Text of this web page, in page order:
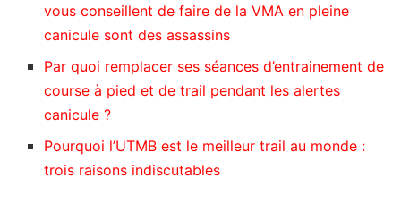
vous conseillent de faire de la VMA en pleine
canicule sont des assassins
Par quoi remplacer ses séances d’entrainement de
course à pied et de trail pendant les alertes
canicule ?
Pourquoi l’UTMB est le meilleur trail au monde :
trois raisons indiscutables